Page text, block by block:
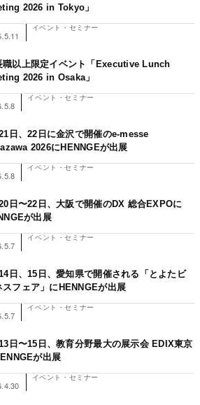
2026 in Tokyo」
イベント・セミナー
職以上限定イベント「Executive Lunch
2026 in Osaka」
イベント・セミナー
日、22日に金沢で開催のe-messe
2026にHENNGEが出展
イベント・セミナー
日〜22日、大阪で開催のDX 総合EXPOに
が出展
イベント・セミナー
日、15日、愛知県で開催される「とよたビ
スフェア」にHENNGEが出展
イベント・セミナー
日〜15日、教育分野最大の展示会 EDIX東京
が出展
イベント・セミナー